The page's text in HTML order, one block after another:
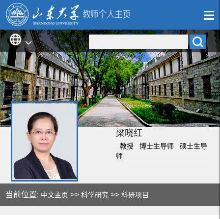
梁晓红
教授 博士生导师 硕士生导
师
当前位置: 中文主页 >>科学研究 >>科研项目